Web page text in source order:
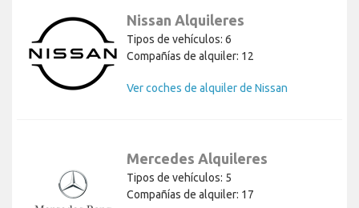
Nissan Alquileres
Tipos de vehículos: 6
Compañías de alquiler: 12
Ver coches de alquiler de Nissan
Mercedes Alquileres
Tipos de vehículos: 5
Compañías de alquiler: 17